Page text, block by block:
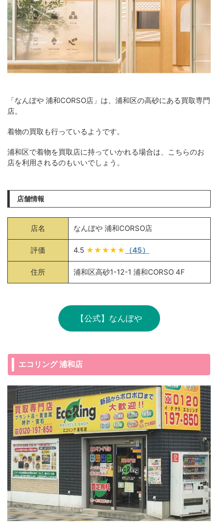
「なんぼや 浦和CORSO店」は、浦和区の高砂にある買取専門
店。
着物の買取も行っているようです。
浦和区で着物を買取店に持っていかれる場合は、こちらのお
店を利用されるのもいいでしょう。
店舗情報
店名 なんぼや 浦和CORSO店
評価 4.5 ★★★★★ （45）
住所 浦和区高砂1-12-1 浦和CORSO 4F
【公式】なんぼや
エコリング 浦和店